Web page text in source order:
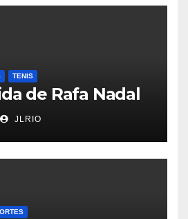
TENIS
de Rafa Nadal
JLRIO